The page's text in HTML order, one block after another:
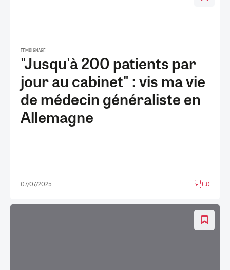
TÉMOIGNAGE
"Jusqu'à 200 patients par
jour au cabinet" : vis ma vie
de médecin généraliste en
Allemagne
07/07/2025 13